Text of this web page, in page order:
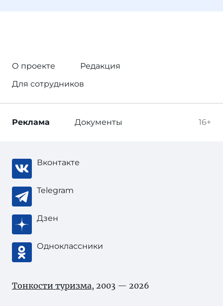
О проекте
Редакция
Для сотрудников
16+
Реклама Документы
Вконтакте
Telegram
Дзен
Одноклассники
Тонкости туризма, 2003 — 2026